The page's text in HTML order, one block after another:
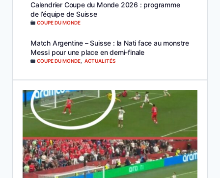
Calendrier Coupe du Monde 2026 : programme
de l’équipe de Suisse
COUPE DU MONDE
Match Argentine – Suisse : la Nati face au monstre
Messi pour une place en demi-finale
COUPE DU MONDE ACTUALITÉS